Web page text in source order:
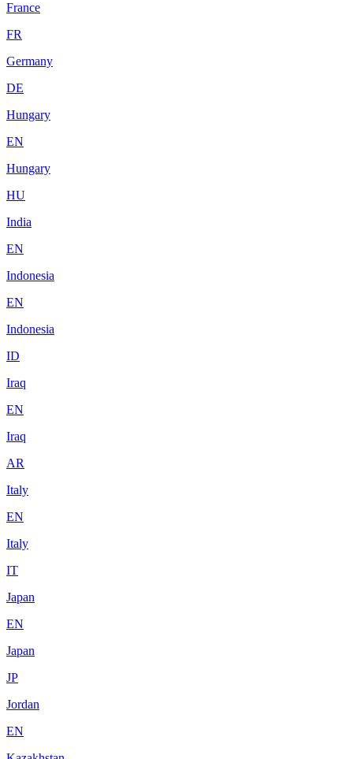
France
FR
Germany
DE
Hungary
EN
Hungary
HU
India
EN
Indonesia
EN
Indonesia
ID
Iraq
EN
Iraq
AR
Italy
EN
Italy
IT
Japan
EN
Japan
JP
Jordan
EN